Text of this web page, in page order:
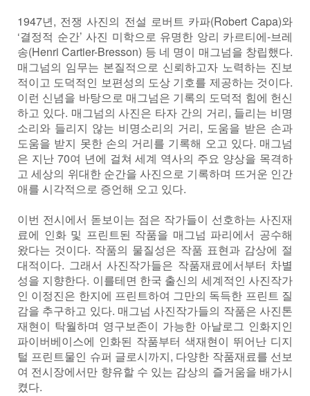
1947년, 전쟁 사진의 전설 로버트 카파(Robert Capa)와
‘결정적 순간’ 사진 미학으로 유명한 앙리 카르티에-브레
송(Henri Cartier-Bresson) 등 네 명이 매그넘을 창립했다.
매그넘의 임무는 본질적으로 신뢰하고자 노력하는 진보
적이고 도덕적인 보편성의 도상 기호를 제공하는 것이다.
이런 신념을 바탕으로 매그넘은 기록의 도덕적 힘에 헌신
하고 있다. 매그넘의 사진은 타자 간의 거리, 들리는 비명
소리와 들리지 않는 비명소리의 거리, 도움을 받은 손과
도움을 받지 못한 손의 거리를 기록해 오고 있다. 매그넘
은 지난 70여 년에 걸쳐 세계 역사의 주요 양상을 목격하
고 세상의 위대한 순간을 사진으로 기록하며 뜨거운 인간
애를 시각적으로 증언해 오고 있다.
이번 전시에서 돋보이는 점은 작가들이 선호하는 사진재
료에 인화 및 프린트된 작품을 매그넘 파리에서 공수해
왔다는 것이다. 작품의 물질성은 작품 표현과 감상에 절
대적이다. 그래서 사진작가들은 작품재료에서부터 차별
성을 지향한다. 이를테면 한국 출신의 세계적인 사진작가
인 이정진은 한지에 프린트하여 그만의 독득한 프린트 질
감을 추구하고 있다. 매그넘 사진작가들의 작품은 사진톤
재현이 탁월하며 영구보존이 가능한 아날로그 인화지인
파이버베이스에 인화된 작품부터 색재현이 뛰어난 디지
털 프린트물인 슈퍼 글로시까지, 다양한 작품재료를 선보
여 전시장에서만 향유할 수 있는 감상의 즐거움을 배가시
켰다.